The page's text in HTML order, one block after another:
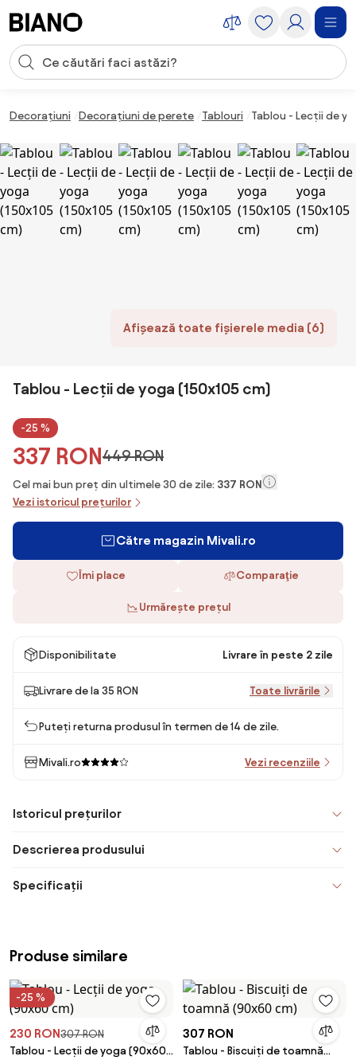
Introducerea căutării
Decorațiuni Decorațiuni de perete Tablouri Tablou - Lecții de
Afișează toate fișierele media (6)
Tablou - Lecții de yoga (150x105 cm)
-25 %
337 RON449 RON
Cel mai bun preț din ultimele 30 de zile: 337 RON
Vezi istoricul prețurilor
Către magazin Mivali.ro
Îmi place Comparaţie
Urmărește prețul
Disponibilitate Livrare în peste 2 zile
Livrare de la 35 RON Toate livrările
Puteți returna produsul în termen de 14 de zile.
Mivali.ro Vezi recenziile
Istoricul prețurilor
Descrierea produsului
Specificații
Produse similare
-25 %
230 RON307 RON
Tablou - Lecții de yoga (90x60
307 RON
Tablou - Biscuiți de toamnă